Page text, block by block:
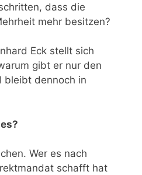
dass die
mehr besitzen?
Eck stellt sich
gibt er nur den
bleibt dennoch in
Wer es nach
schafft hat